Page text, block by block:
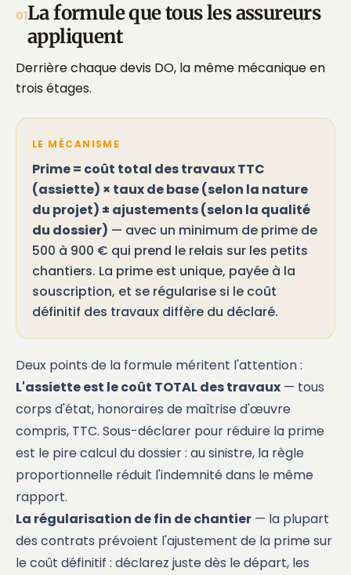
01La formule que tous les assureurs
appliquent
Derrière chaque devis DO, la même mécanique en
trois étages.
LE MÉCANISME
Prime = coût total des travaux TTC
(assiette) × taux de base (selon la nature
du projet) ± ajustements (selon la qualité
du dossier) — avec un minimum de prime de
500 à 900 € qui prend le relais sur les petits
chantiers. La prime est unique, payée à la
souscription, et se régularise si le coût
définitif des travaux diffère du déclaré.
Deux points de la formule méritent l'attention :
L'assiette est le coût TOTAL des travaux — tous
corps d'état, honoraires de maîtrise d'œuvre
compris, TTC. Sous-déclarer pour réduire la prime
est le pire calcul du dossier : au sinistre, la règle
proportionnelle réduit l'indemnité dans le même
rapport.
La régularisation de fin de chantier — la plupart
des contrats prévoient l'ajustement de la prime sur
le coût définitif : déclarez juste dès le départ, les